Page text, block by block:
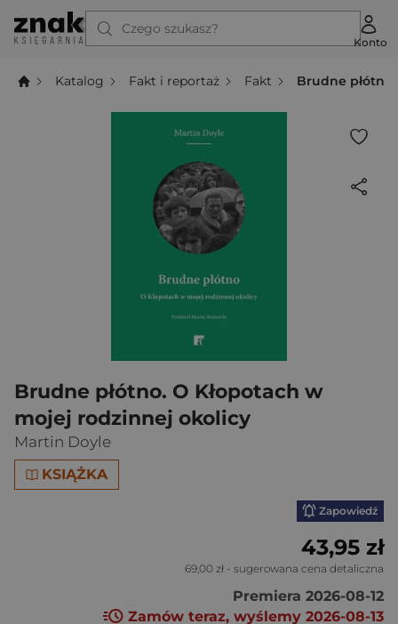
Czego szukasz?
Konto
Katalog Fakt i reportaż Fakt Brudne
Brudne płótno. O Kłopotach w
mojej rodzinnej okolicy
Martin Doyle
KSIĄŻKA
Zapowiedź
43,95 zł
69,00 zł - sugerowana cena detaliczna
Premiera 2026-08-12
Zamów teraz, wyślemy 2026-08-13